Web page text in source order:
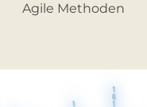
Agile Methoden